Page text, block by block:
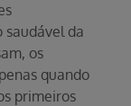
da
os
quando
primeiros